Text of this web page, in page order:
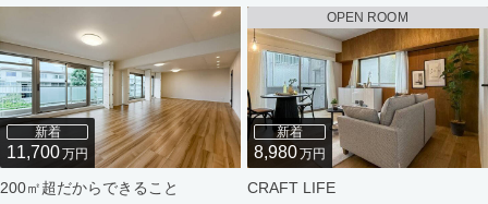
新着
11,700万円
200㎡超だからできること
OPEN ROOM
新着
8,980万円
CRAFT LIFE